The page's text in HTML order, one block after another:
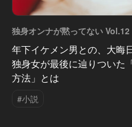
独身オンナが黙ってない Vol.12
年下イケメン男との、大晦
独身女が最後に辿りついた
方法」とは
#小説